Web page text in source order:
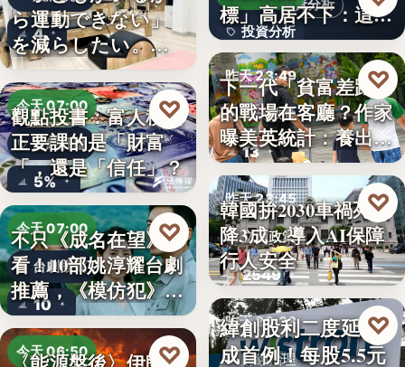
4
ら運動できない」
を減らしたい。埼
玉県戸田…
今天 07:00
財經評論
5%
觀點投書：富人稅真
正要課的是「財富
「，還是「信任」？
♡
今天 07:00
台劇推薦
10
不只《成名在望》好
看！10部姚淳耀台劇
推薦，《模仿犯》
變…
♡
今天 06:50 ♡
投資分析
投資分析
4.63%
標」高居不下：這次
一殺…
昨天 23:49
親子教養
13
下一代「貧富差距」
的戰場在客廳？作家
曝美英統計：養出高
學…
♡
昨天 23:45
交通政策
2549
韓國拚2030車禍死亡
降3成 導入AI保障
行人安全
♡
昨天 23:38
財經治理
緯創股利二度延發
成首例！每股5.5元
♡